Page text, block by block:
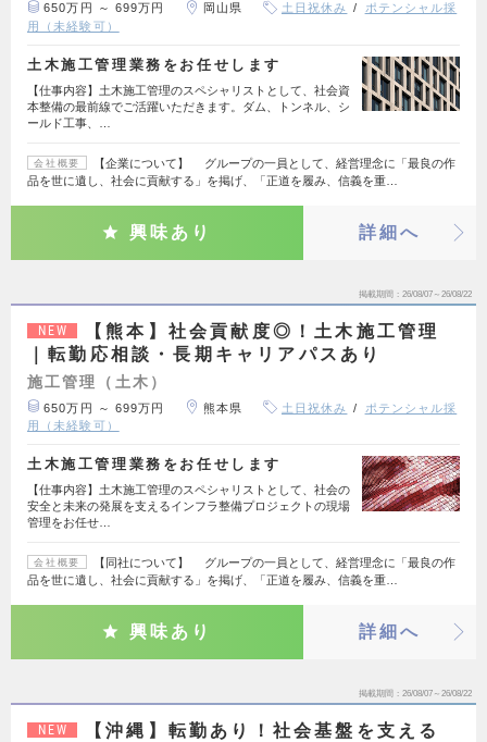
650万円 ～ 699万円 岡山県 土日祝休み
ポテンシャル採
用（未経験可）
土木施工管理業務をお任せします
【仕事内容】土木施工管理のスペシャリストとして、社会資
本整備の最前線でご活躍いただきます。ダム、トンネル、シ
ールド工事、…
会社概要
【企業について】 グループの一員として、経営理念に「最良の作
品を世に遺し、社会に貢献する」を掲げ、「正道を履み、信義を重…
興味あり 詳細へ
掲載期間 26/08/07～26/08/22
NEW
【熊本】社会貢献度◎！土木施工管理
｜転勤応相談・長期キャリアパスあり
施工管理（土木）
650万円 ～ 699万円 熊本県 土日祝休み
ポテンシャル採
用（未経験可）
土木施工管理業務をお任せします
【仕事内容】土木施工管理のスペシャリストとして、社会の
安全と未来の発展を支えるインフラ整備プロジェクトの現場
管理をお任せ…
会社概要
【同社について】 グループの一員として、経営理念に「最良の作
品を世に遺し、社会に貢献する」を掲げ、「正道を履み、信義を重…
興味あり 詳細へ
掲載期間 26/08/07～26/08/22
NEW
【沖縄】転勤あり！社会基盤を支える